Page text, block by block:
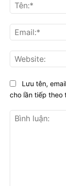
Lưu tên,
cho lần tiếp theo